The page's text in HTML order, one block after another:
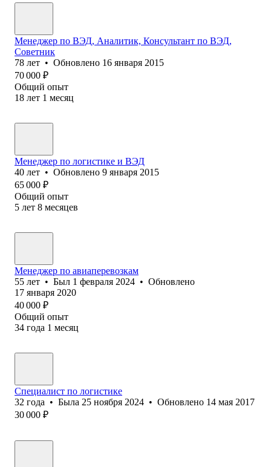
Менеджер по ВЭД, Аналитик, Консультант по ВЭД,
Советник
78 лет • Обновлено 16 января 2015
70 000 ₽
Общий опыт
18 лет 1 месяц
Менеджер по логистике и ВЭД
40 лет • Обновлено 9 января 2015
65 000 ₽
Общий опыт
5 лет 8 месяцев
Менеджер по авиаперевозкам
55 лет • Был 1 февраля 2024 • Обновлено
17 января 2020
40 000 ₽
Общий опыт
34 года 1 месяц
Специалист по логистике
32 года • Была 25 ноября 2024 • Обновлено 14 мая 2017
30 000 ₽